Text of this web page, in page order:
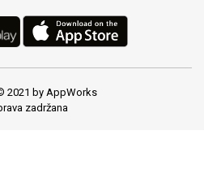
2021 by AppWorks
zadržana